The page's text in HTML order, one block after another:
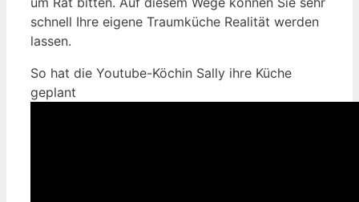
schnell Ihre eigene Traumküche Realität werden
lassen.
So hat die Youtube-Köchin Sally ihre Küche
geplant